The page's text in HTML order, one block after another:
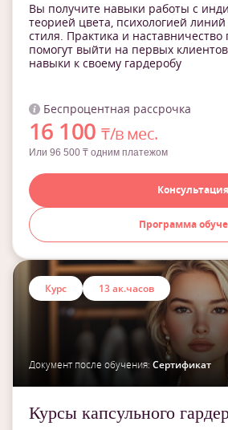
Вы получите навыки работы с
теорией цвета, психологией
стиля. Практика и наставничество
помогут выйти на первых
навыки к своему гардеробу
Беспроцентная рассрочка
16 100₸/в мес.
Или 96 500 ₸ одним платежом
Консультация
Программа
Курс 13 ак.часов
Документ после обучения: Сертификат
Курсы капсульного